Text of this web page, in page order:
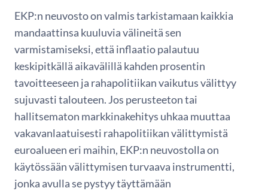
EKP:n neuvosto on valmis tarkistamaan kaikkia
mandaattinsa kuuluvia välineitä sen
varmistamiseksi, että inflaatio palautuu
keskipitkällä aikavälillä kahden prosentin
tavoitteeseen ja rahapolitiikan vaikutus välittyy
sujuvasti talouteen. Jos perusteeton tai
hallitsematon markkinakehitys uhkaa muuttaa
vakavanlaatuisesti rahapolitiikan välittymistä
euroalueen eri maihin, EKP:n neuvostolla on
käytössään välittymisen turvaava instrumentti,
jonka avulla se pystyy täyttämään